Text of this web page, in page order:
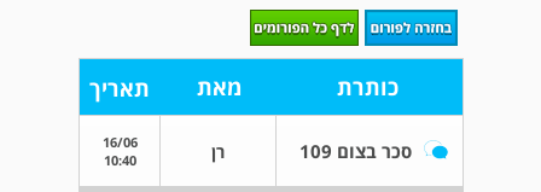
כותרת מאת תאריך
סכר בצום 109 רן
16/06
10:40